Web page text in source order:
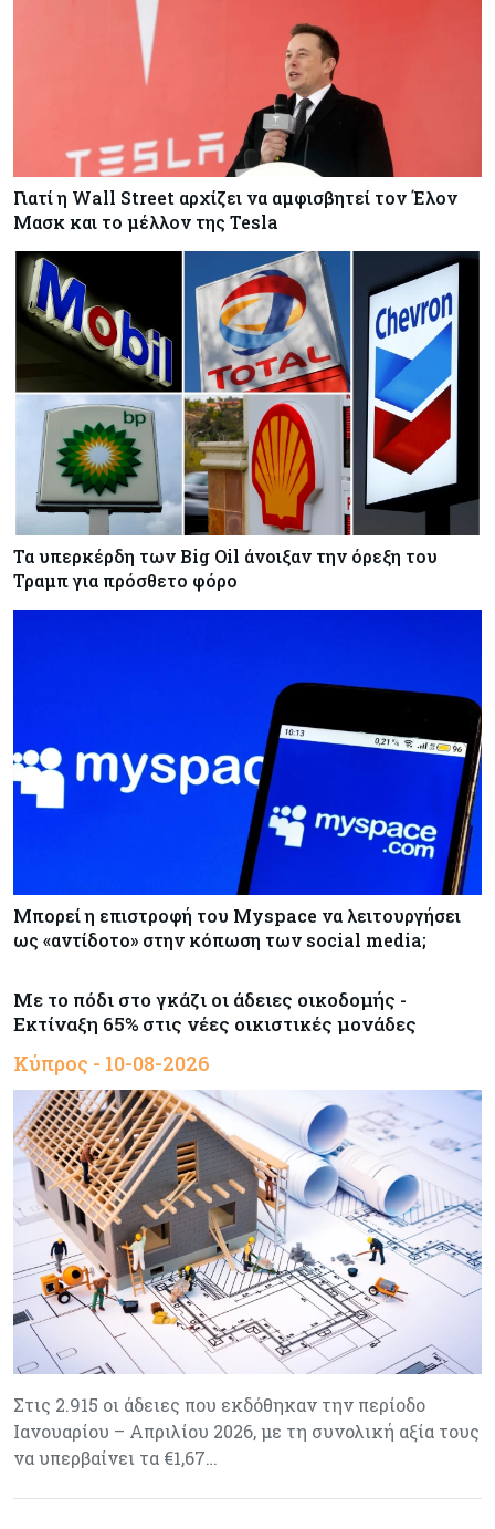
Γιατί η Wall Street αρχίζει να αμφισβητεί τον Έλον
Μασκ και το μέλλον της Tesla
Τα υπερκέρδη των Big Oil άνοιξαν την όρεξη του
Τραμπ για πρόσθετο φόρο
Μπορεί η επιστροφή του Myspace να λειτουργήσει
ως «αντίδοτο» στην κόπωση των social media;
Με το πόδι στο γκάζι οι άδειες οικοδομής -
Εκτίναξη 65% στις νέες οικιστικές μονάδες
Κύπρος - 10-08-2026
Στις 2.915 οι άδειες που εκδόθηκαν την περίοδο
Ιανουαρίου – Απριλίου 2026, με τη συνολική αξία τους
να υπερβαίνει τα €1,67…